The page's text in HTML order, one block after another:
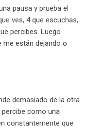
pausa y prueba el
ves, 4 que escuchas,
percibes. Luego
me están dejando o
demasiado de la otra
como una
constantemente que